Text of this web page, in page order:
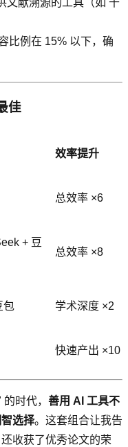
文献溯源的工具（如 千
比例在 15% 以下，确
佳
效率提升
总效率 ×6
+ 豆
总效率 ×8
包 学术深度 ×2
快速产出 ×10
时代， 善用 AI 工具不
选择。这套组合让我告
收获了优秀论文的荣